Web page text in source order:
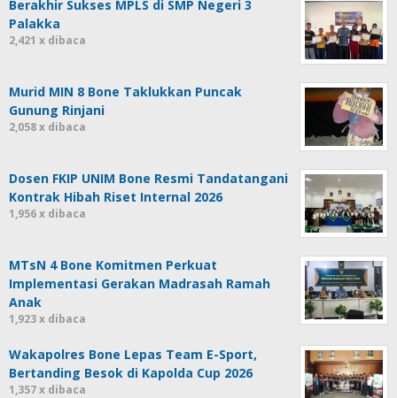
Berakhir Sukses MPLS di SMP Negeri 3
Palakka
2,421 x dibaca
Murid MIN 8 Bone Taklukkan Puncak
Gunung Rinjani
2,058 x dibaca
Dosen FKIP UNIM Bone Resmi Tandatangani
Kontrak Hibah Riset Internal 2026
1,956 x dibaca
MTsN 4 Bone Komitmen Perkuat
Implementasi Gerakan Madrasah Ramah
Anak
1,923 x dibaca
Wakapolres Bone Lepas Team E-Sport,
Bertanding Besok di Kapolda Cup 2026
1,357 x dibaca